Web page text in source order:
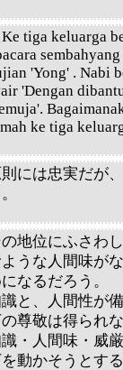
Ke tiga keluarga
'Yong' . Nabi
'Dengan
ke tiga
則には忠実だが
地位にふさわ
うな人間味が
なるだろう。
と、人間性が
尊敬は得られ
・人間味・威
動かそうとす